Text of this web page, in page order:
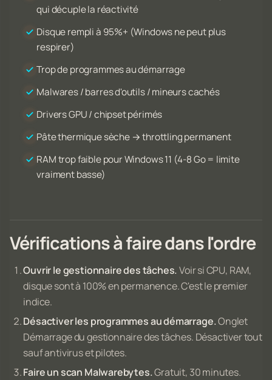
qui décuple la réactivité
Disque rempli à 95%+ (Windows ne peut plus
respirer)
Trop de programmes au démarrage
Malwares / barres d'outils / mineurs cachés
Drivers GPU / chipset périmés
Pâte thermique sèche → throttling permanent
RAM trop faible pour Windows 11 (4-8 Go = limite
vraiment basse)
Vérifications à faire dans l'ordre
Ouvrir le gestionnaire des tâches.Voir si CPU, RAM,
disque sont à 100% en permanence. C'est le premier
indice.
Désactiver les programmes au démarrage.Onglet
Démarrage du gestionnaire des tâches. Désactiver tout
sauf antivirus et pilotes.
Faire un scan Malwarebytes.Gratuit, 30 minutes.